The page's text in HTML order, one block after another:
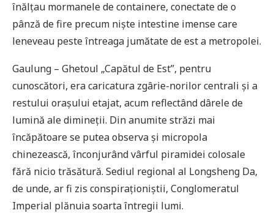
înălțau mormanele de containere, conectate de o
pânză de fire precum niște intestine imense care
leneveau peste întreaga jumătate de est a metropolei.
Gaulung – Ghetoul „Capătul de Est”, pentru
cunoscători, era caricatura zgârie-norilor centrali și a
restului orașului etajat, acum reflectând dârele de
lumină ale dimineții. Din anumite străzi mai
încăpătoare se putea observa și micropola
chinezească, înconjurând vârful piramidei colosale
fără nicio trăsătură. Sediul regional al Longsheng Da,
de unde, ar fi zis conspiraționiștii, Conglomeratul
Imperial plănuia soarta întregii lumi.